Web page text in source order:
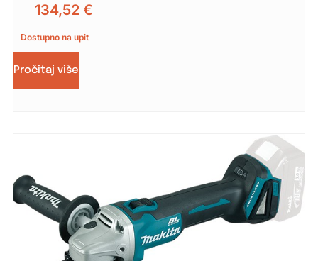
134,52 €
Dostupno na upit
Pročitaj više